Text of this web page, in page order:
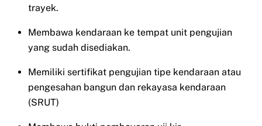
trayek.
Membawa kendaraan ke tempat unit pengujian
yang sudah disediakan.
Memiliki sertifikat pengujian tipe kendaraan atau
pengesahan bangun dan rekayasa kendaraan
(SRUT)